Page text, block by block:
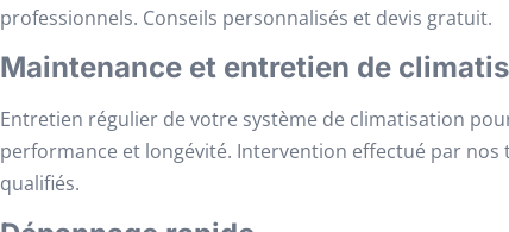
professionnels. Conseils personnalisés et devis gratuit.
Maintenance et entretien de
Entretien régulier de votre système de climatisation
performance et longévité. Intervention effectué par nos
qualifiés.